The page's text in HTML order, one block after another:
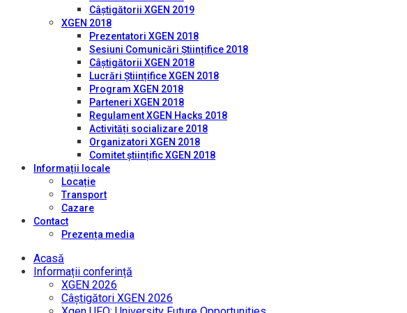
Câștigătorii XGEN 2019
XGEN 2018
Prezentatori XGEN 2018
Sesiuni Comunicări Științifice 2018
Câștigătorii XGEN 2018
Lucrări Științifice XGEN 2018
Program XGEN 2018
Parteneri XGEN 2018
Regulament XGEN Hacks 2018
Activități socializare 2018
Organizatori XGEN 2018
Comitet științific XGEN 2018
Informații locale
Locație
Transport
Cazare
Contact
Prezența media
Acasă
Informații conferință
XGEN 2026
Câștigători XGEN 2026